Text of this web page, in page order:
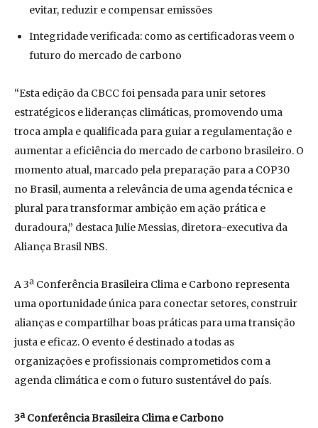
evitar, reduzir e compensar emissões
Integridade verificada: como as certificadoras veem o
futuro do mercado de carbono
“Esta edição da CBCC foi pensada para unir setores
estratégicos e lideranças climáticas, promovendo uma
troca ampla e qualificada para guiar a regulamentação e
aumentar a eficiência do mercado de carbono brasileiro. O
momento atual, marcado pela preparação para a COP30
no Brasil, aumenta a relevância de uma agenda técnica e
plural para transformar ambição em ação prática e
duradoura,” destaca Julie Messias, diretora-executiva da
Aliança Brasil NBS.
A 3ª Conferência Brasileira Clima e Carbono representa
uma oportunidade única para conectar setores, construir
alianças e compartilhar boas práticas para uma transição
justa e eficaz. O evento é destinado a todas as
organizações e profissionais comprometidos com a
agenda climática e com o futuro sustentável do país.
3ª Conferência Brasileira Clima e Carbono